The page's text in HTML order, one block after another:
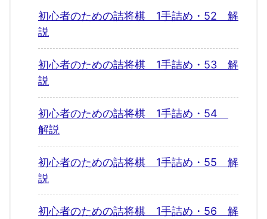
初心者のための詰将棋 1手詰め・52 解
説
初心者のための詰将棋 1手詰め・53 解
説
初心者のための詰将棋 1手詰め・54
解説
初心者のための詰将棋 1手詰め・55 解
説
初心者のための詰将棋 1手詰め・56 解